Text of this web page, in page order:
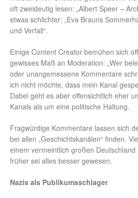
oft zweideutig lesen: „Albert Speer –
etwas schlichter: „Eva Brauns
und Verfall“.
Einige Content Creator bemühen sich
gewisses Maß an Moderation: „Wer
oder unangemessene Kommentare
ich nicht möchte, dass mein Kanal
Dabei geht es aber offensichtlich eher
Kanals als um eine politische Haltung.
Fragwürdige Kommentare lassen sich
bei allen „Geschichtskanälen“ finden.
einem vermeintlich großen
früher sei alles besser gewesen.
Nazis als Publikumsschlager